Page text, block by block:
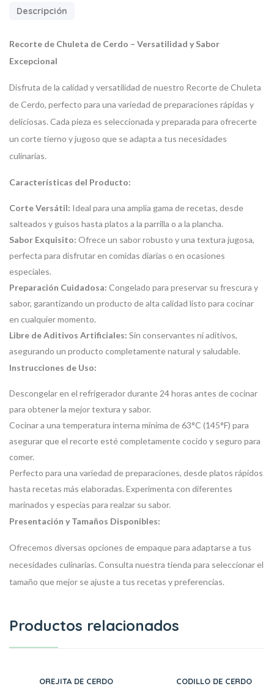
Descripción
Recorte de Chuleta de Cerdo – Versatilidad y Sabor
Excepcional
Disfruta de la calidad y versatilidad de nuestro Recorte de Chuleta
de Cerdo, perfecto para una variedad de preparaciones rápidas y
deliciosas. Cada pieza es seleccionada y preparada para ofrecerte
un corte tierno y jugoso que se adapta a tus necesidades
culinarias.
Características del Producto:
Corte Versátil: Ideal para una amplia gama de recetas, desde
salteados y guisos hasta platos a la parrilla o a la plancha.
Sabor Exquisito: Ofrece un sabor robusto y una textura jugosa,
perfecta para disfrutar en comidas diarias o en ocasiones
especiales.
Preparación Cuidadosa: Congelado para preservar su frescura y
sabor, garantizando un producto de alta calidad listo para cocinar
en cualquier momento.
Libre de Aditivos Artificiales: Sin conservantes ni aditivos,
asegurando un producto completamente natural y saludable.
Instrucciones de Uso:
Descongelar en el refrigerador durante 24 horas antes de cocinar
para obtener la mejor textura y sabor.
Cocinar a una temperatura interna mínima de 63°C (145°F) para
asegurar que el recorte esté completamente cocido y seguro para
comer.
Perfecto para una variedad de preparaciones, desde platos rápidos
hasta recetas más elaboradas. Experimenta con diferentes
marinados y especias para realzar su sabor.
Presentación y Tamaños Disponibles:
Ofrecemos diversas opciones de empaque para adaptarse a tus
necesidades culinarias. Consulta nuestra tienda para seleccionar el
tamaño que mejor se ajuste a tus recetas y preferencias.
Productos relacionados
OREJITA DE CERDO CODILLO DE CERDO